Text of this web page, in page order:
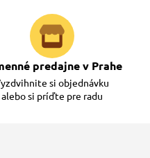
predajne v Prahe
si objednávku
alebo si príďte pre radu